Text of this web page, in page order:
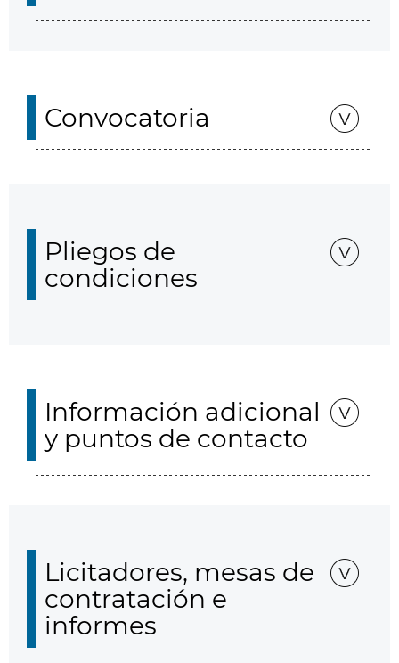
Convocatoria
Pliegos de
condiciones
Información adicional
y puntos de contacto
Licitadores, mesas de
contratación e
informes